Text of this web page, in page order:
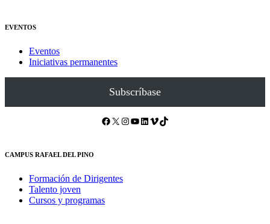
EVENTOS
Eventos
Iniciativas permanentes
Subscríbase
Facebook X Instagram YouTube LinkedIn Vimeo TikTok
CAMPUS RAFAEL DEL PINO
Formación de Dirigentes
Talento joven
Cursos y programas